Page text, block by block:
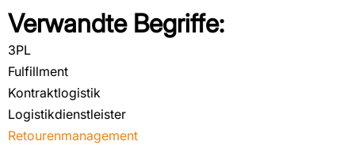
Verwandte Begriffe:
3PL
Fulfillment
Kontraktlogistik
Logistikdienstleister
Retourenmanagement